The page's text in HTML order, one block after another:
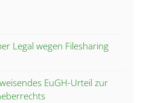
Legal wegen Filesharing
EuGH-Urteil zur